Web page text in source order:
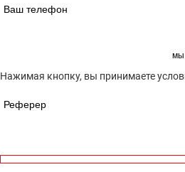
Ваш телефон
мы
Нажимая кнопку, вы принимаете
Реферер